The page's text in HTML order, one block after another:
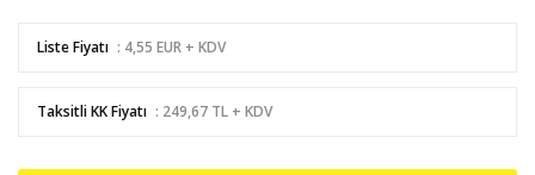
Liste Fiyatı : 4,55 EUR + KDV
Taksitli KK Fiyatı : 249,67 TL + KDV